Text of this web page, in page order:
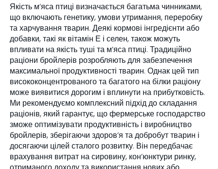
Якість м’яса птиці визначається багатьма чинниками,
що включають генетику, умови утримання, переробку
та харчування тварин. Деякі кормові інгредієнти або
добавки, такі як вітамін Е і селен, також можуть
впливати на якість туші та м’яса птиці. Традиційно
раціони бройлерів розробляють для забезпечення
максимальної продуктивності тварин. Однак цей тип
висококонцентрованого та багатого на білки раціону
може виявитися дорогим і вплинути на прибутковість.
Ми рекомендуємо комплексний підхід до складання
раціонів, який гарантує, що фермерське господарство
зможе оптимізувати продуктивність і виробництво
бройлерів, зберігаючи здоров’я та добробут тварин і
досягаючи цілей сталого розвитку. Він передбачає
врахування витрат на сировину, кон’юнктури ринку,